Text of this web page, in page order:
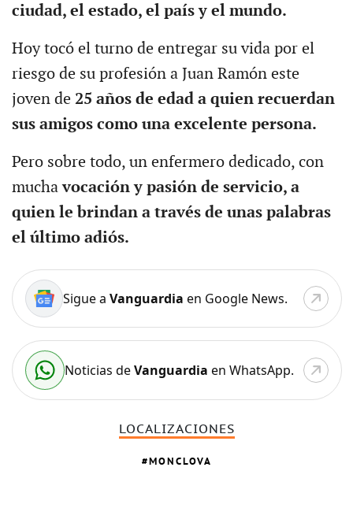
ciudad, el estado, el país y el mundo.
Hoy tocó el turno de entregar su vida por el
riesgo de su profesión a Juan Ramón este
joven de25 años de edad a quien recuerdan
sus amigos como una excelente persona.
Pero sobre todo, un enfermero dedicado, con
muchavocación y pasión de servicio, a
quien le brindan a través de unas palabras
el último adiós.
Sigue a Vanguardia en Google News.
Noticias deVanguardia en WhatsApp.
LOCALIZACIONES
MONCLOVA